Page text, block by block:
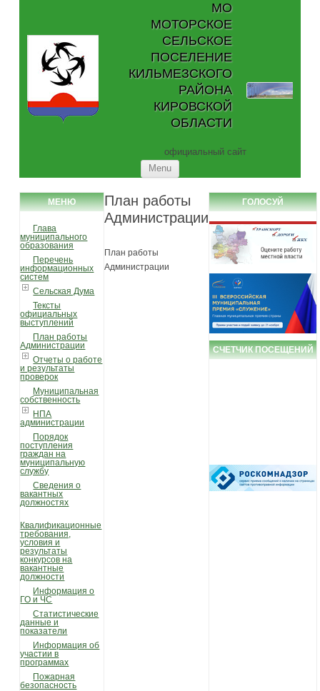
МО
МОТОРСКОЕ
СЕЛЬСКОЕ
ПОСЕЛЕНИЕ
КИЛЬМЕЗСКОГО
РАЙОНА
КИРОВСКОЙ
ОБЛАСТИ
официальный сайт
Menu
МЕНЮ
Глава
муниципального
образования
Перечень
информационных
систем
Сельская Дума
Тексты
официальных
выступлений
План работы
Администрации
Отчеты о работе
и результаты
проверок
Муниципальная
собственность
НПА
администрации
Порядок
поступления
граждан на
муниципальную
службу
Сведения о
вакантных
должностях
Квалификационные
требования,
условия и
результаты
конкурсов на
вакантные
должности
Информация о
ГО и ЧС
Статистические
данные и
показатели
Информация об
участии в
программах
Пожарная
безопасность
План работы
Администрации
План работы
Администрации
ГОЛОСУЙ
СЧЕТЧИК ПОСЕЩЕНИЙ